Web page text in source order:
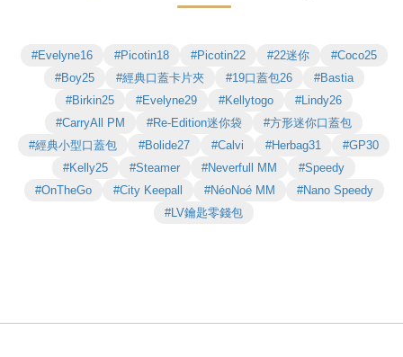
#Evelyne16 #Picotin18 #Picotin22 #22迷你
#Coco25
#Boy25
#經典口蓋卡片夾 #19口蓋包26
#Bastia
#Birkin25
#Evelyne29 #Kellytogo
#Lindy26
#CarryAll PM
#Re-Edition迷你袋
#方形迷你口蓋包
#經典小型口蓋包
#Bolide27 #Calvi #Herbag31
#GP30
#Kelly25
#Steamer #Neverfull MM
#Speedy
#OnTheGo
#City Keepall #NéoNoé MM
#Nano Speedy
#LV鑰匙零錢包